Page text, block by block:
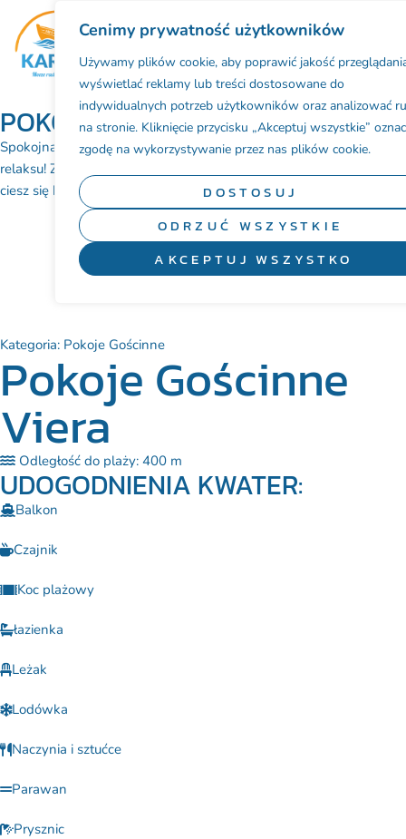
Cenimy prywatność użytkowników
Używamy plików cookie, aby poprawić jakość
wyświetlać reklamy lub treści dostosowane do
indywidualnych potrzeb użytkowników oraz analizować
na stronie. Kliknięcie przycisku „Akceptuj wszystkie”
zgodę na wykorzystywanie przez nas plików cookie.
DOSTOSUJ
ODRZUĆ WSZYSTKIE
AKCEPTUJ WSZYSTKO
BAZA NOCLEGOWA
POKOJE GOŚCINNE VIERA
Spokojna okolica, blisko morza i wszystko, czego potrzeba do
relaksu! Zatrzymaj się w naszym przytulnym obiekcie w Karwi i
ciesz się komfortem, bliskością plaży i rodzinną atmosferą.
ZAREZERWUJ TELEFONICZNIE
Kategoria: Pokoje Gościnne
Pokoje Gościnne
Viera
Odległość do plaży: 400 m
UDOGODNIENIA KWATER:
Balkon
Czajnik
Koc plażowy
łazienka
Leżak
Lodówka
Naczynia i sztućce
Parawan
Prysznic